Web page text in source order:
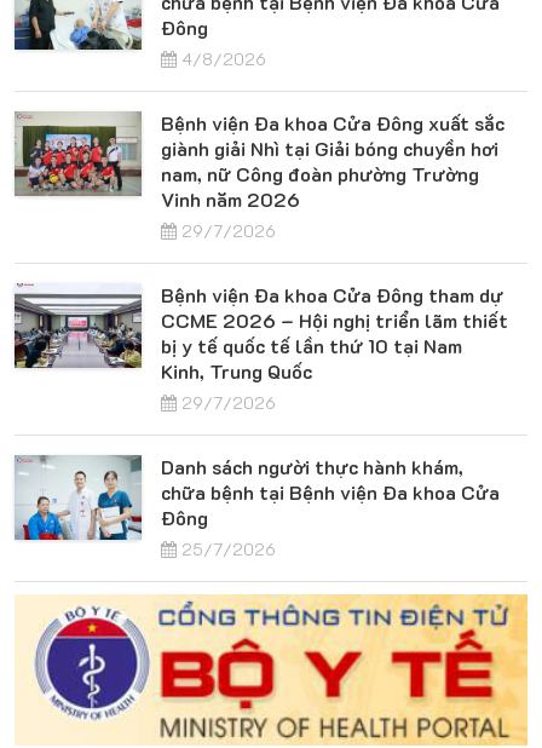
Đông
4/8/2026
Bệnh viện Đa khoa Cửa Đông xuất sắc
giành giải Nhì tại Giải bóng chuyền hơi
nam, nữ Công đoàn phường Trường
Vinh năm 2026
29/7/2026
Bệnh viện Đa khoa Cửa Đông tham dự
CCME 2026 – Hội nghị triển lãm thiết
bị y tế quốc tế lần thứ 10 tại Nam
Kinh, Trung Quốc
29/7/2026
Danh sách người thực hành khám,
chữa bệnh tại Bệnh viện Đa khoa Cửa
Đông
25/7/2026